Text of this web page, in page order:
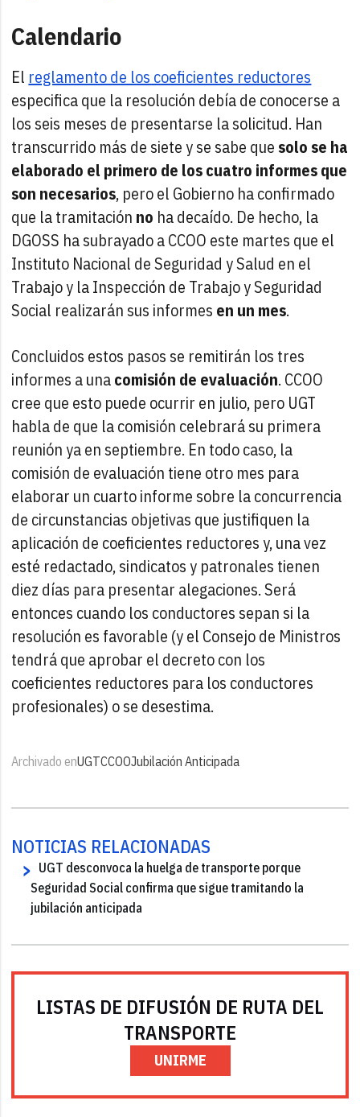
Calendario
El reglamento de los coeficientes reductores
especifica que la resolución debía de conocerse a
los seis meses de presentarse la solicitud. Han
transcurrido más de siete y se sabe que solo se ha
elaborado el primero de los cuatro informes que
son necesarios, pero el Gobierno ha confirmado
que la tramitación no ha decaído. De hecho, la
DGOSS ha subrayado a CCOO este martes que el
Instituto Nacional de Seguridad y Salud en el
Trabajo y la Inspección de Trabajo y Seguridad
Social realizarán sus informes en un mes.
Concluidos estos pasos se remitirán los tres
informes a unacomisión de evaluación. CCOO
cree que esto puede ocurrir en julio, pero UGT
habla de que la comisión celebrará su primera
reunión ya en septiembre. En todo caso, la
comisión de evaluación tiene otro mes para
elaborar un cuarto informe sobre la concurrencia
de circunstancias objetivas que justifiquen la
aplicación de coeficientes reductores y, una vez
esté redactado, sindicatos y patronales tienen
diez días para presentar alegaciones. Será
entonces cuando los conductores sepan si la
resolución es favorable (y el Consejo de Ministros
tendrá que aprobar el decreto con los
coeficientes reductores para los conductores
profesionales) o se desestima.
Archivado enUGTCCOOJubilación Anticipada
NOTICIAS RELACIONADAS
UGT desconvoca la huelga de transporte porque
Seguridad Social confirma que sigue tramitando la
jubilación anticipada
LISTAS DE DIFUSIÓN DE RUTA DEL
TRANSPORTE
UNIRME